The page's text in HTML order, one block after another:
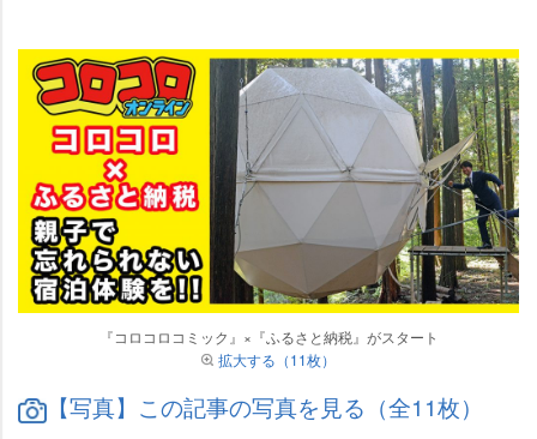
『コロコロコミック』×『ふるさと納税』がスタート
拡大する（11枚）
【写真】この記事の写真を見る（全11枚）